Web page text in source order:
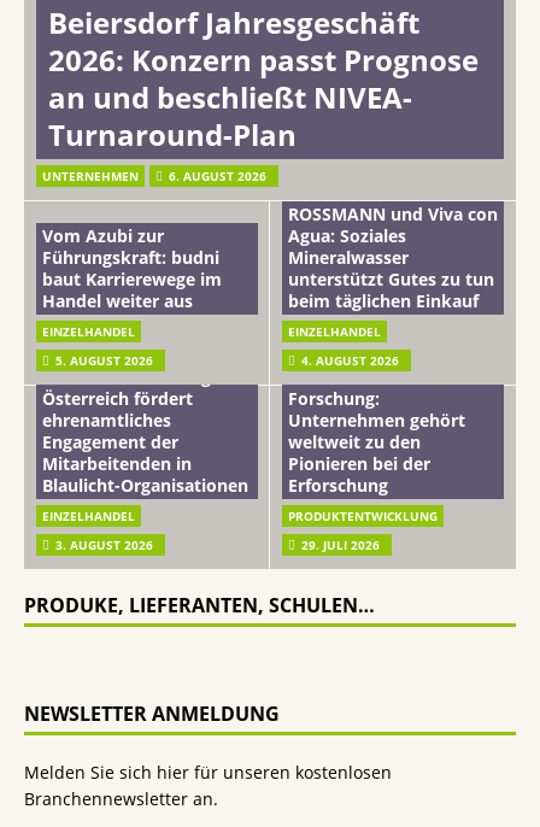
Beiersdorf Jahresgeschäft
2026: Konzern passt Prognose
an und beschließt NIVEA-
Turnaround-Plan
UNTERNEHMEN 6. AUGUST 2026
Vom Azubi zur
Führungskraft: budni
baut Karrierewege im
Handel weiter aus
EINZELHANDEL
5. AUGUST 2026
ROSSMANN und Viva con
Agua: Soziales
Mineralwasser
unterstützt Gutes zu tun
beim täglichen Einkauf
EINZELHANDEL
4. AUGUST 2026
mehr vom leben tag: dm
Österreich fördert
ehrenamtliches
Engagement der
Mitarbeitenden in
Blaulicht-Organisationen
EINZELHANDEL
3. AUGUST 2026
Beiersdorf
Hautmikrobiom-
Forschung:
Unternehmen gehört
weltweit zu den
Pionieren bei der
Erforschung
PRODUKTENTWICKLUNG
29. JULI 2026
PRODUKE, LIEFERANTEN, SCHULEN…
NEWSLETTER ANMELDUNG
Melden Sie sich hier für unseren kostenlosen
Branchennewsletter an.